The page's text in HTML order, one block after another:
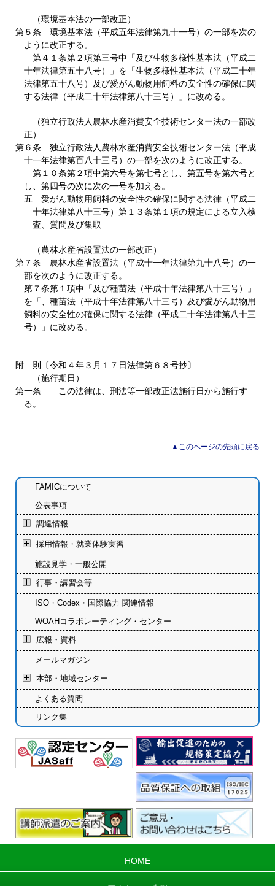
（環境基本法の一部改正）
第５条 環境基本法（平成五年法律第九十一号）の一部を次の
ように改正する。
第４１条第２項第三号中「及び生物多様性基本法（平成二
十年法律第五十八号）」を「生物多様性基本法（平成二十年
法律第五十八号）及び愛がん動物用飼料の安全性の確保に関
する法律（平成二十年法律第八十三号）」に改める。
（独立行政法人農林水産消費安全技術センター法の一部改
正）
第６条 独立行政法人農林水産消費安全技術センター法（平成
十一年法律第百八十三号）の一部を次のように改正する。
第１０条第２項中第六号を第七号とし、第五号を第六号と
し、第四号の次に次の一号を加える。
五 愛がん動物用飼料の安全性の確保に関する法律（平成二
十年法律第八十三号）第１３条第１項の規定による立入検
査、質問及び集取
（農林水産省設置法の一部改正）
第７条 農林水産省設置法（平成十一年法律第九十八号）の一
部を次のように改正する。
第７条第１項中「及び種苗法（平成十年法律第八十三号）」
を「、種苗法（平成十年法律第八十三号）及び愛がん動物用
飼料の安全性の確保に関する法律（平成二十年法律第八十三
号）」に改める。
附 則〔令和４年３月１７日法律第６８号抄〕
（施行期日）
第一条 この法律は、刑法等一部改正法施行日から施行す
る。
▲このページの先頭に戻る
FAMICについて
公表事項
調達情報
採用情報・就業体験実習
施設見学・一般公開
行事・講習会等
ISO・Codex・国際協力 関連情報
WOAHコラボレーティング・センター
広報・資料
メールマガジン
本部・地域センター
よくある質問
リンク集
HOME